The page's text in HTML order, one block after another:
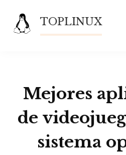
contenido
TOPLINUX
Mejores
de
sistema